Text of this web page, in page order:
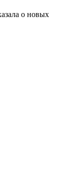
о новых